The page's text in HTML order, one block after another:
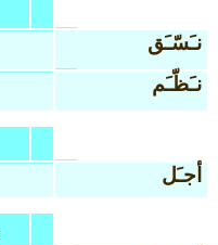
نـَسّـَق
نـَظّـَم
أجـَل